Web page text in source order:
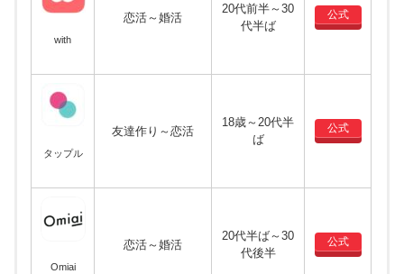
with
恋活～婚活
20代前半～30
代半ば
公式
タップル
友達作り～恋活
18歳～20代半
ば
公式
Omiai
恋活～婚活
20代半ば～30
代後半
公式